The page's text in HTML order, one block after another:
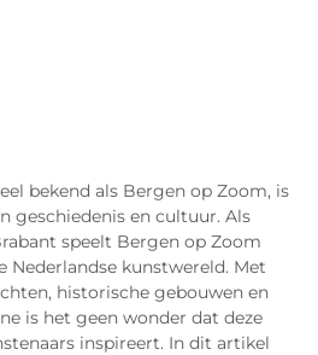
bekend als Bergen op Zoom, is
geschiedenis en cultuur. Als
speelt Bergen op Zoom
Nederlandse kunstwereld. Met
historische gebouwen en
is het geen wonder dat deze
inspireert. In dit artikel